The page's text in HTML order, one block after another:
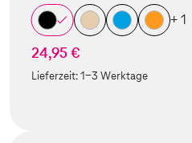
+ 1
24,95 €
Lieferzeit:1-3 Werktage